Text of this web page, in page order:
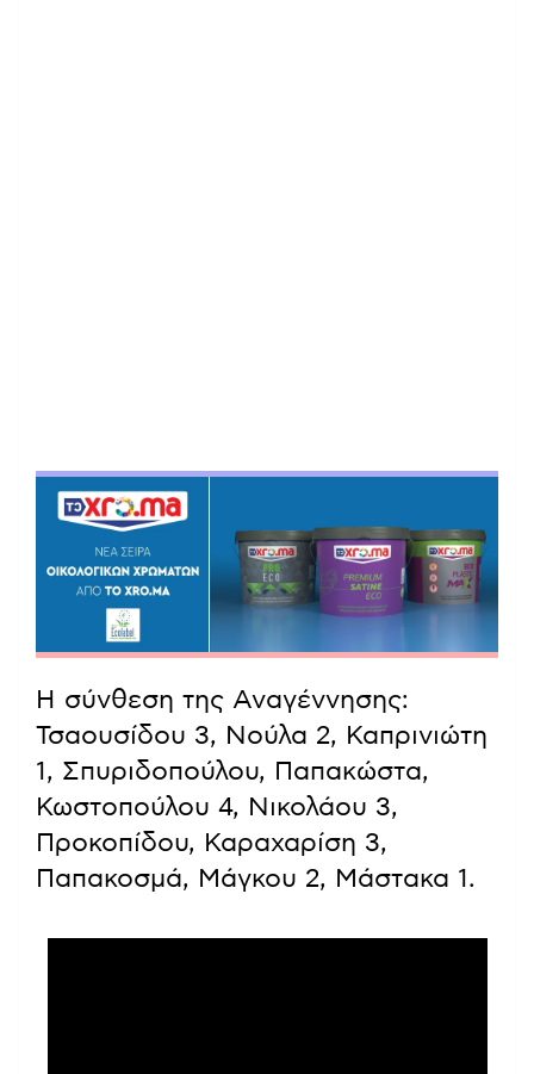
Η σύνθεση της Αναγέννησης:
Τσαουσίδου 3, Νούλα 2, Καπρινιώτη
1, Σπυριδοπούλου, Παπακώστα,
Κωστοπούλου 4, Νικολάου 3,
Προκοπίδου, Καραχαρίση 3,
Παπακοσμά, Μάγκου 2, Μάστακα 1.